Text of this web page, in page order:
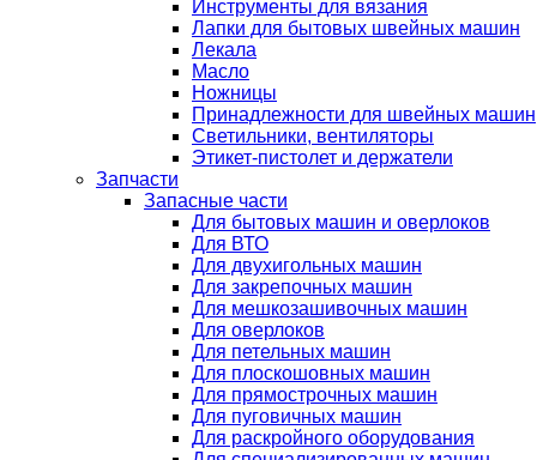
Инструменты для вязания
Лапки для бытовых швейных машин
Лекала
Масло
Ножницы
Принадлежности для швейных машин
Светильники, вентиляторы
Этикет-пистолет и держатели
Запчасти
Запасные части
Для бытовых машин и оверлоков
Для ВТО
Для двухигольных машин
Для закрепочных машин
Для мешкозашивочных машин
Для оверлоков
Для петельных машин
Для плоскошовных машин
Для прямострочных машин
Для пуговичных машин
Для раскройного оборудования